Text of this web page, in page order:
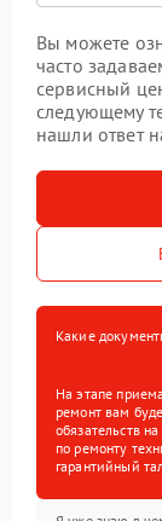
Вы можете
часто
сервисный
следующему
нашли ответ
Какие
На этапе
ремонт вам
обязательств
по ремонту
гарантийный